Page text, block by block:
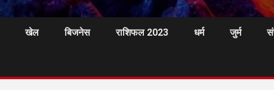
खेल बिजनेस राशिफल 2023 धर्म जुर्म